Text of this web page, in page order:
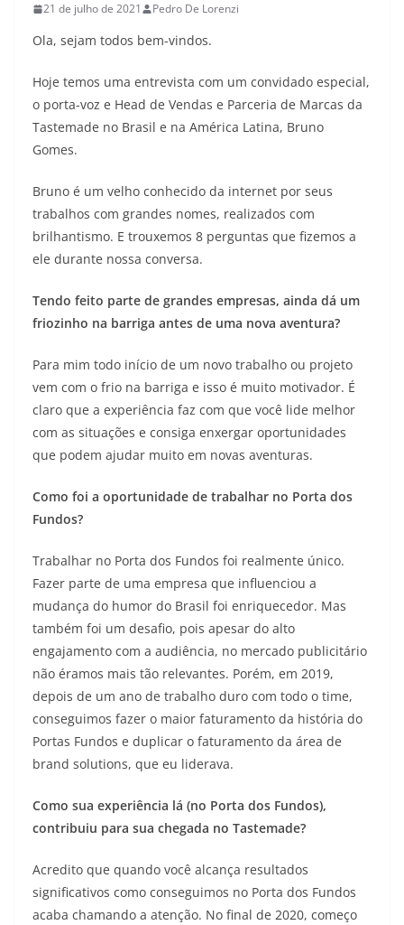
21 de julho de 2021 Pedro De Lorenzi
Ola, sejam todos bem-vindos.
Hoje temos uma entrevista com um convidado especial,
o porta-voz e Head de Vendas e Parceria de Marcas da
Tastemade no Brasil e na América Latina, Bruno
Gomes.
Bruno é um velho conhecido da internet por seus
trabalhos com grandes nomes, realizados com
brilhantismo. E trouxemos 8 perguntas que fizemos a
ele durante nossa conversa.
Tendo feito parte de grandes empresas, ainda dá um
friozinho na barriga antes de uma nova aventura?
Para mim todo início de um novo trabalho ou projeto
vem com o frio na barriga e isso é muito motivador. É
claro que a experiência faz com que você lide melhor
com as situações e consiga enxergar oportunidades
que podem ajudar muito em novas aventuras.
Como foi a oportunidade de trabalhar no Porta dos
Fundos?
Trabalhar no Porta dos Fundos foi realmente único.
Fazer parte de uma empresa que influenciou a
mudança do humor do Brasil foi enriquecedor. Mas
também foi um desafio, pois apesar do alto
engajamento com a audiência, no mercado publicitário
não éramos mais tão relevantes. Porém, em 2019,
depois de um ano de trabalho duro com todo o time,
conseguimos fazer o maior faturamento da história do
Portas Fundos e duplicar o faturamento da área de
brand solutions, que eu liderava.
Como sua experiência lá (no Porta dos Fundos),
contribuiu para sua chegada no Tastemade?
Acredito que quando você alcança resultados
significativos como conseguimos no Porta dos Fundos
acaba chamando a atenção. No final de 2020, começo